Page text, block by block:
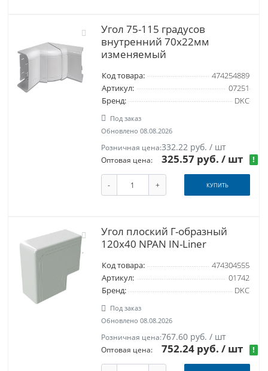
Угол 75-115 градусов
внутренний 70х22мм
изменяемый
Код товара:
474254889
Артикул:
07251
Бренд:
DKC
Под заказ
Обновлено 08.08.2026
Розничная цена:332.22 руб. / шт
Оптовая цена: 325.57 руб./ шт !
- + КУПИТЬ
Угол плоский Г-образный
120x40 NPAN IN-Liner
Код товара:
474304555
Артикул:
01742
Бренд:
DKC
Под заказ
Обновлено 08.08.2026
Розничная цена:767.60 руб. / шт
Оптовая цена: 752.24 руб./ шт !